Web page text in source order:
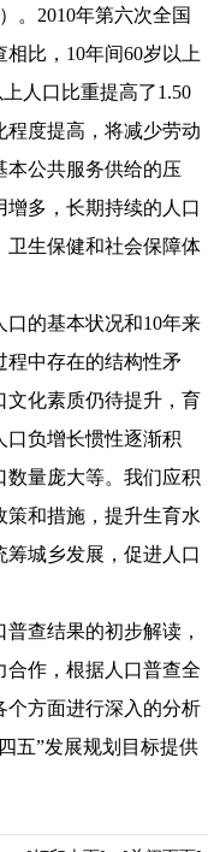
。2010年第六次全国
比，10年间60岁以上
人口比重提高了1.50
度提高，将减少劳动
本公共服务供给的压
多，长期持续的人口
卫生保健和社会保障体
的基本状况和10年来
程中存在的结构性矛
文化素质仍待提升，育
口负增长惯性逐渐积
量庞大等。我们应积
和措施，提升生育水
城乡发展，促进人口
查结果的初步解读，
作，根据人口普查全
个方面进行深入的分析
五”发展规划目标提供